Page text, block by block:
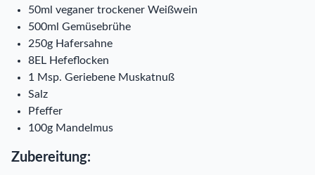
50ml veganer trockener Weißwein
500ml Gemüsebrühe
250g Hafersahne
8EL Hefeflocken
1 Msp. Geriebene Muskatnuß
Salz
Pfeffer
100g Mandelmus
Zubereitung: